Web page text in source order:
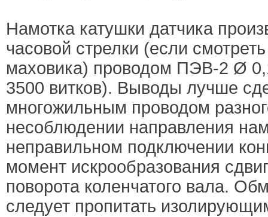
Намотка катушки датчика
часовой стрелки (если
маховика) проводом ПЭВ-2 Ø
3500 витков). Выводы лучше
многожильным проводом
несоблюдении направления
неправильном подключении
момент искрообразования
поворота коленчатого вала.
следует пропитать